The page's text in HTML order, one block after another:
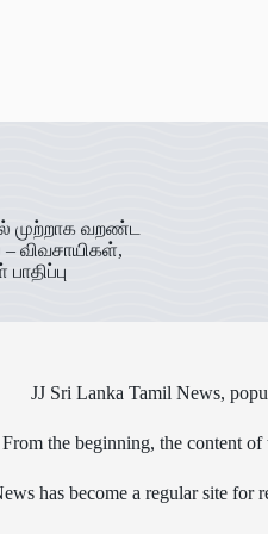
முற்றாக வறண்ட
விவசாயிகள்,
JJ Sri Lanka Tamil News,
From the beginning, the content
has become a regular site for